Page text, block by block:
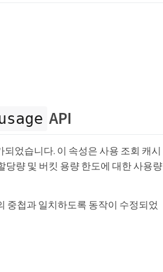
API
되었습니다. 이 속성은 사용 조회 캐시
량 및 버킷 용량 한도에 대한 사용량
중첩과 일치하도록 동작이 수정되었